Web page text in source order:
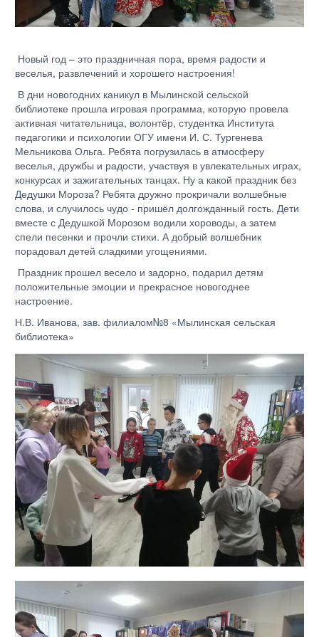
Новый год – это праздничная пора, время радости и
веселья, развлечений и хорошего настроения!
В дни новогодних каникул в Мылинской сельской
библиотеке прошла игровая программа, которую провела
активная читательница, волонтёр, студентка Института
педагогики и психологии ОГУ имени И. С. Тургенева
Мельникова Ольга. Ребята погрузилась в атмосферу
веселья, дружбы и радости, участвуя в увлекательных играх,
конкурсах и зажигательных танцах. Ну а какой праздник без
Дедушки Мороза? Ребята дружно прокричали волшебные
слова, и случилось чудо - пришёл долгожданный гость. Дети
вместе с Дедушкой Морозом водили хороводы, а затем
спели песенки и прочли стихи. А добрый волшебник
порадовал детей сладкими угощениями.
Праздник прошел весело и задорно, подарил детям
положительные эмоции и прекрасное новогоднее
настроение.
Н.В. Иванова, зав. филиалом№8 «Мылинская сельская
библиотека»